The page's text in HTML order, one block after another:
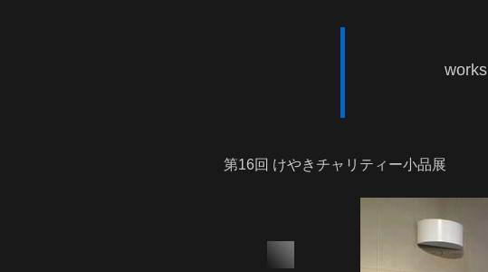
works
第16回 けやきチャリティー小品展